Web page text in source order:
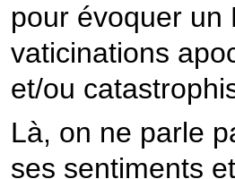
pour évoquer un
vaticinations
et/ou
Là, on ne parle
ses sentiments